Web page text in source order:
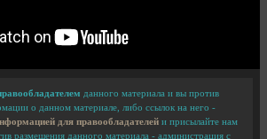
данного материала и вы против
о данном материале, либо ссылок на него -
для правообладателей и присылайте нам
размещения данного материала - администрация с